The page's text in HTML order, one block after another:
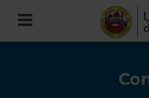
Toggle
navigation